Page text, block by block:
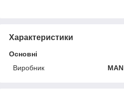
Характеристики
Основні
Виробник
MAN